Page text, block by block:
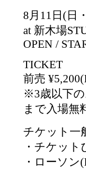
8月11日(日
at 新木場
OPEN /
TICKET
前売
※3歳以下
まで入場無
チケット一
・チケット
・ローソン